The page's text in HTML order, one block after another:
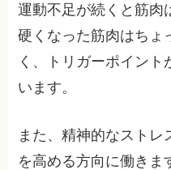
運動不足が続くと筋肉
硬くなった筋肉はちょ
く、トリガーポイント
います。
また、精神的なスト
を高める方向に働きま